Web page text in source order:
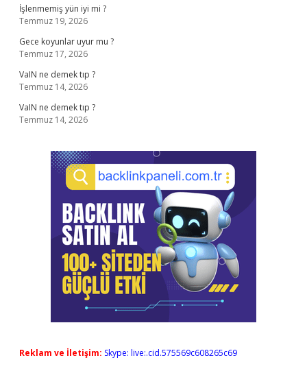
İşlenmemiş yün iyi mi ?
Temmuz 19, 2026
Gece koyunlar uyur mu ?
Temmuz 17, 2026
VaIN ne demek tıp ?
Temmuz 14, 2026
VaIN ne demek tıp ?
Temmuz 14, 2026
Reklam ve İletişim: Skype: live:.cid.575569c608265c69